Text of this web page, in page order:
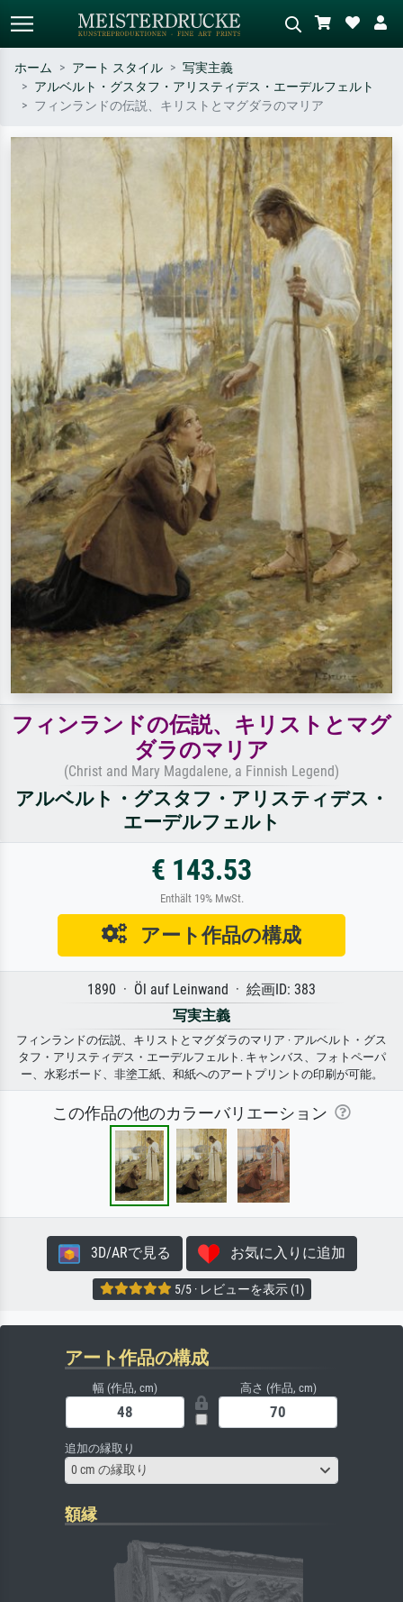
標準検索 AI画像検索
– 例：モネ、星月夜、印象派、北
斎の波、ヌード。
緑の草原、赤の多い抽象画、暗い
油絵、木のそばの立ち姿のヌー
ド。
ホーム アート スタイル
写実主義
アルベルト・グスタフ・アリスティデス・エーデルフェルト
フィンランドの伝説、キリストとマグダラのマリア
フィンランドの伝説、キリストとマグ
ダラのマリア
(Christ and Mary Magdalene, a Finnish Legend)
アルベルト・グスタフ・アリスティデス・
エーデルフェルト
€ 143.53
Enthält 19% MwSt.
アート作品の構成
1890 · Öl auf Leinwand · 絵画ID: 383
写実主義
フィンランドの伝説、キリストとマグダラのマリア · アルベルト・グス
タフ・アリスティデス・エーデルフェルト. キャンバス、フォトペーパ
ー、水彩ボード、非塗工紙、和紙へのアートプリントの印刷が可能。
この作品の他のカラーバリエーション
3D/ARで見る お気に入りに追加
5/5 · レビューを表示 (1)
アート作品の構成
幅 (作品, cm) 高さ (作品, cm)
追加の縁取り
0 cm の縁取り
額縁